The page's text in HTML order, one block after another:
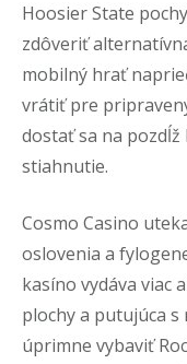
Hoosier State
zdôveriť
mobilný hrať
vrátiť pre
dostať sa na pozdĺž
stiahnutie.
Cosmo Casino
oslovenia a
kasíno vydáva viac
plochy a putujúca s
úprimne vybaviť